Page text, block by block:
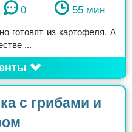
0 55 мин
готовят из картофеля. А
...
с грибами и